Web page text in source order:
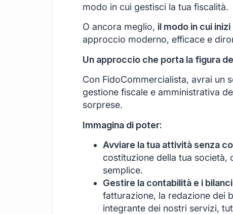
modo in cui gestisci la tua fiscalità.
O ancora meglio, il modo in cui
approccio moderno, efficace e
Un approccio che porta la figura
Con FidoCommercialista, avrai un
gestione fiscale e amministrativa
sorprese.
Immagina di poter:
Avviare la tua attività senza
costituzione della tua società,
semplice.
Gestire la contabilità e i
fatturazione, la redazione dei
integrante dei nostri servizi,